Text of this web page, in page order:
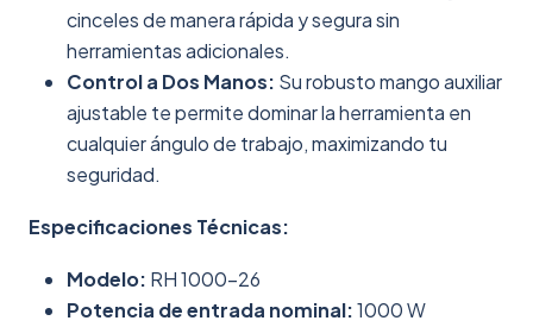
cinceles de manera rápida y segura sin
herramientas adicionales.
Control a Dos Manos: Su robusto mango auxiliar
ajustable te permite dominar la herramienta en
cualquier ángulo de trabajo, maximizando tu
seguridad.
Especificaciones Técnicas:
Modelo: RH 1000-26
Potencia de entrada nominal:1000 W